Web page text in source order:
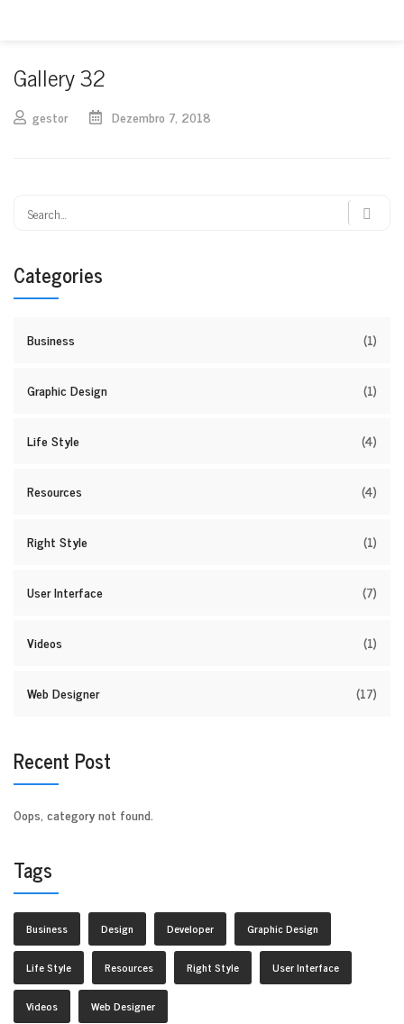
Gallery 32
gestor Dezembro 7, 2018
Categories
Business (1)
Graphic Design (1)
Life Style (4)
Resources (4)
Right Style (1)
User Interface (7)
Videos (1)
Web Designer (17)
Recent Post
Oops, category not found.
Tags
Business Design Developer Graphic Design
Life Style Resources Right Style User Interface
Videos Web Designer